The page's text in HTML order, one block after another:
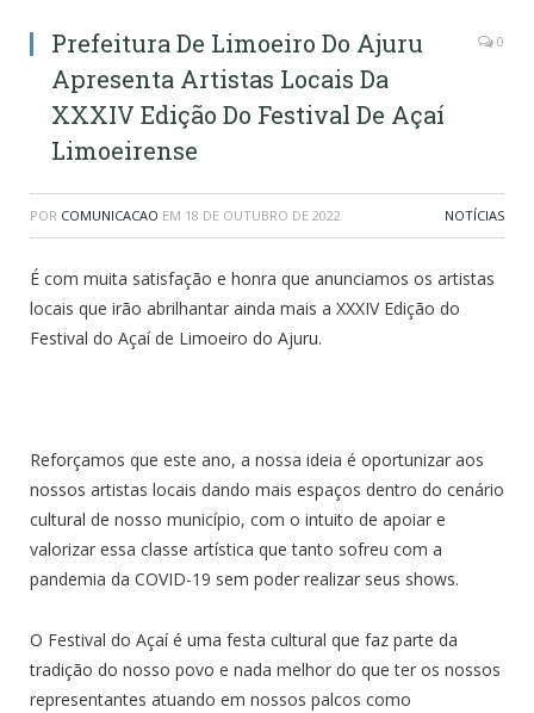
Prefeitura De Limoeiro Do Ajuru
Apresenta Artistas Locais Da
XXXIV Edição Do Festival De Açaí
Limoeirense
0
POR COMUNICACAO EM 18 DE OUTUBRO DE 2022 NOTÍCIAS
É com muita satisfação e honra que anunciamos os artistas
locais que irão abrilhantar ainda mais a XXXIV Edição do
Festival do Açaí de Limoeiro do Ajuru.
Reforçamos que este ano, a nossa ideia é oportunizar aos
nossos artistas locais dando mais espaços dentro do cenário
cultural de nosso município, com o intuito de apoiar e
valorizar essa classe artística que tanto sofreu com a
pandemia da COVID-19 sem poder realizar seus shows.
O Festival do Açaí é uma festa cultural que faz parte da
tradição do nosso povo e nada melhor do que ter os nossos
representantes atuando em nossos palcos como